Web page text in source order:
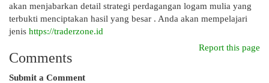
akan menjabarkan detail strategi perdagangan logam mulia yang
terbukti menciptakan hasil yang besar . Anda akan mempelajari
jenis https://traderzone.id
Report this page
Comments
Submit a Comment